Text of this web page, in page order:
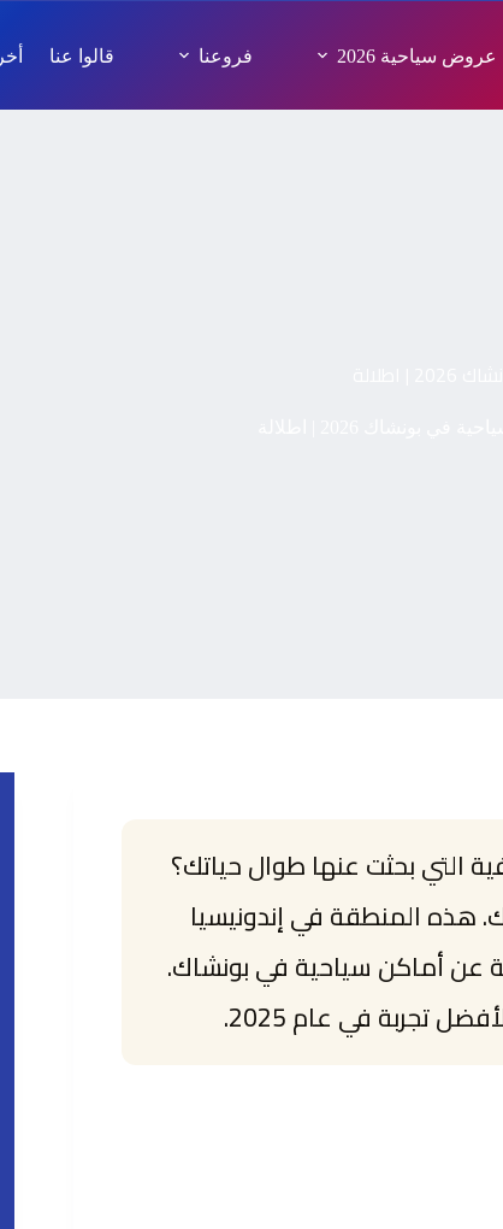
عروض سياحية 2026 فروعنا قالوا عنا
التي بحثت عنها طوال حياتك؟
هذه المنطقة في إندونيسيا
أماكن سياحية في بونشاك.
تجربة في عام 2025.